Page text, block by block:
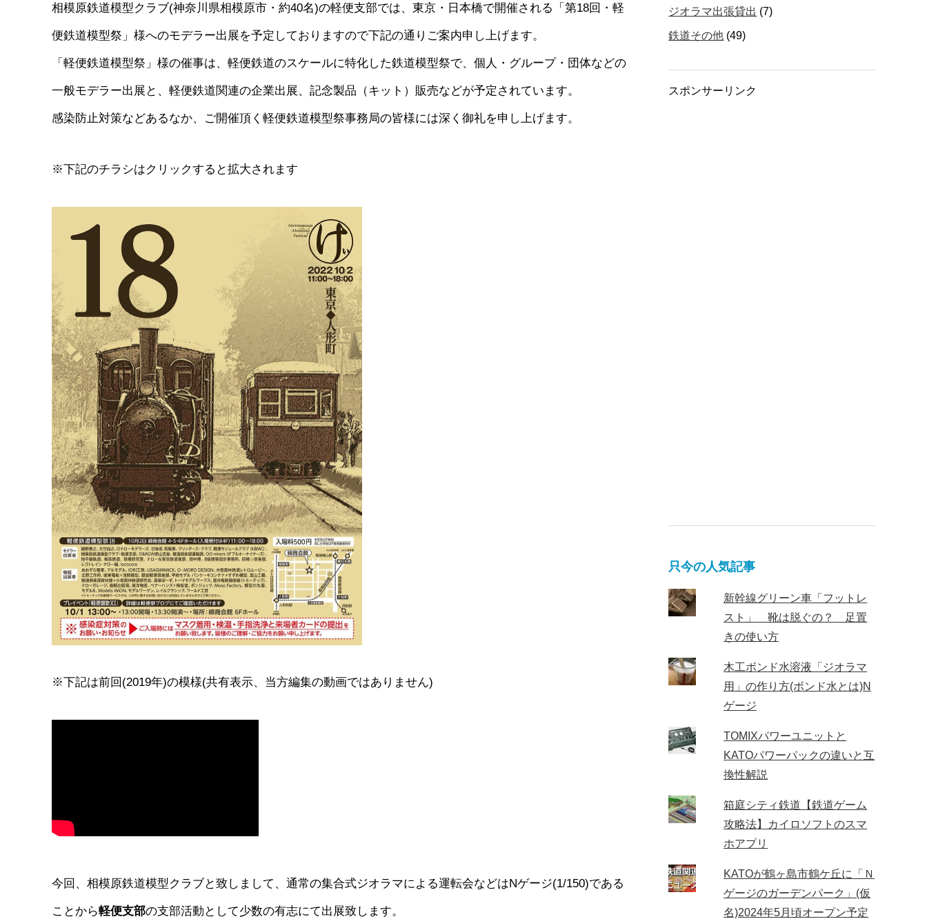
相模原鉄道模型クラブ(神奈川県相模原市・約40名)の軽便支部では、東京・日本橋で開催される「第18回・軽
便鉄道模型祭」様へのモデラー出展を予定しておりますので下記の通りご案内申し上げます。
「軽便鉄道模型祭」様の催事は、軽便鉄道のスケールに特化した鉄道模型祭で、個人・グループ・団体などの
一般モデラー出展と、軽便鉄道関連の企業出展、記念製品（キット）販売などが予定されています。
感染防止対策などあるなか、ご開催頂く軽便鉄道模型祭事務局の皆様には深く御礼を申し上げます。
※下記のチラシはクリックすると拡大されます
※下記は前回(2019年)の模様(共有表示、当方編集の動画ではありません)
今回、相模原鉄道模型クラブと致しまして、通常の集合式ジオラマによる運転会などはNゲージ(1/150)である
ことから軽便支部の支部活動として少数の有志にて出展致します。
ジオラマ出張貸出 (7)
鉄道その他 (49)
スポンサーリンク
只今の人気記事
新幹線グリーン車「フットレ
スト」 靴は脱ぐの？ 足置
きの使い方
木工ボンド水溶液「ジオラマ
用」の作り方(ボンド水とは)N
ゲージ
TOMIXパワーユニットと
KATOパワーパックの違いと互
換性解説
箱庭シティ鉄道【鉄道ゲーム
攻略法】カイロソフトのスマ
ホアプリ
KATOが鶴ヶ島市鶴ケ丘に「Ｎ
ゲージのガーデンパーク」(仮
名)2024年5月頃オープン予定